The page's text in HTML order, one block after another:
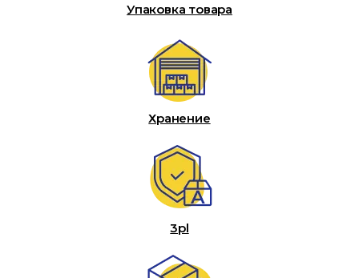
Упаковка товара
Хранение
3pl